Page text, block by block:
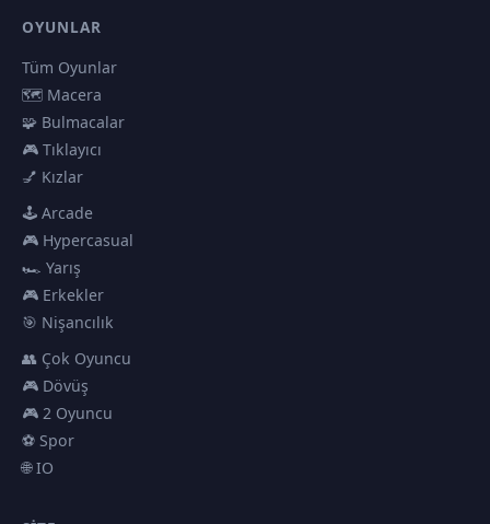
OYUNLAR
Tüm Oyunlar
🗺️ Macera
🧩 Bulmacalar
🎮 Tıklayıcı
💅 Kızlar
🕹️ Arcade
🎮 Hypercasual
🏎️ Yarış
🎮 Erkekler
🎯 Nişancılık
👥 Çok Oyuncu
🎮 Dövüş
🎮 2 Oyuncu
⚽ Spor
🌐 IO